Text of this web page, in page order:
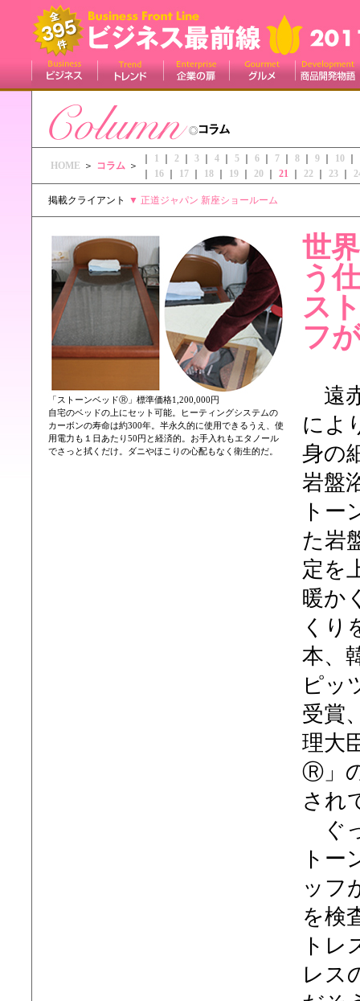
HOME ＞ コラム ＞
1 2 3 4 5 6 7 8 9 10
16 17 18 19 20 21 22 23
掲載クライアント ▼ 正道ジャパン 新座ショールーム
「ストーンベッドⓇ」標準価格1,200,000円
自宅のベッドの上にセット可能。ヒーティングシステムの
カーボンの寿命は約300年。半永久的に使用できるうえ、使
用電力も１日あたり50円と経済的。お手入れもエタノール
でさっと拭くだけ。ダニやほこりの心配もなく衛生的だ。
世
う
ス
フ
遠
によ
身の
岩盤
トー
た岩
定を
暖か
くり
本、
ピッ
受賞
理大
Ⓡ」
され
ぐ
トー
ッフ
を検
トレ
レス